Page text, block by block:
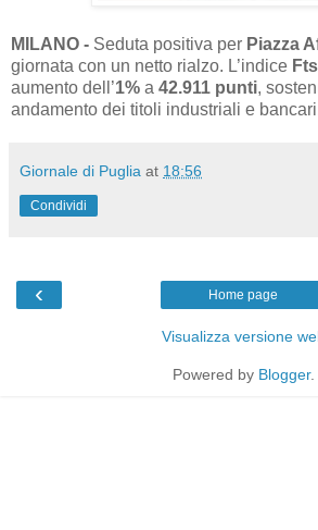
MILANO - Seduta positiva per Piazza
giornata con un netto rialzo. L’indice
aumento dell’1% a 42.911 punti,
andamento dei titoli industriali e
Giornale di Puglia at 18:56
Condividi
‹ Home page
Visualizza versione
Powered by Blogger.